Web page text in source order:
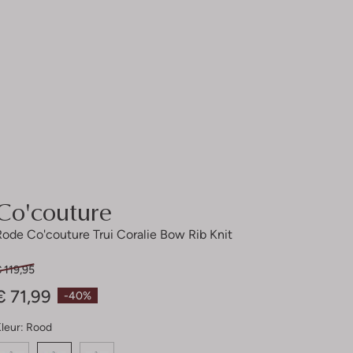
Co'couture Trui Coralie Bow Rib Knit
-40%
119,95
71,99
Rood